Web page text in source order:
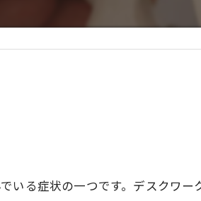
いる症状の一つです。デスクワ